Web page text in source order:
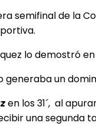
semifinal de la
lo demostró
un
en los 31´, al
una segunda